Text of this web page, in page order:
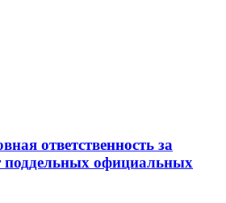
ответственность за
поддельных официальных